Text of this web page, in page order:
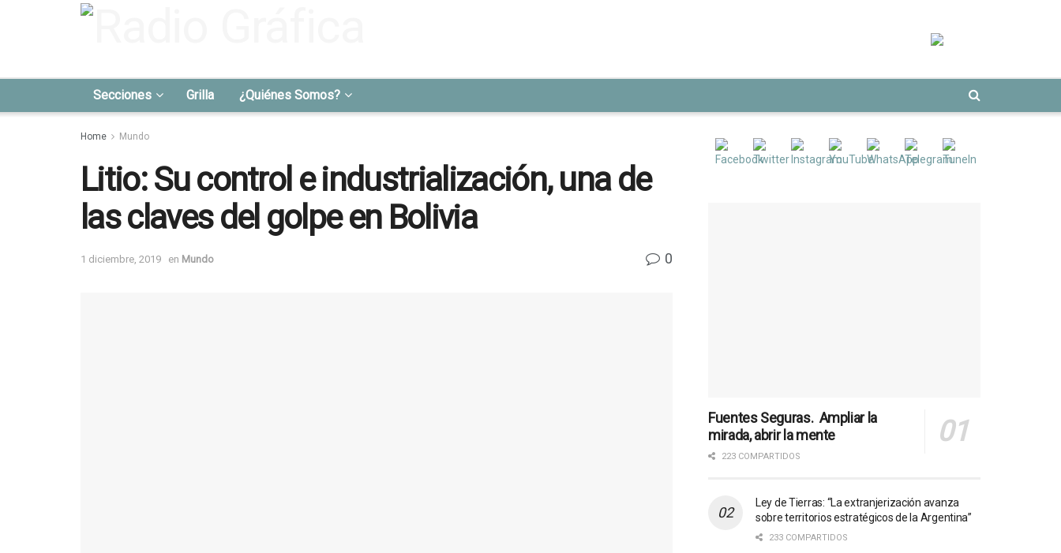
Secciones Grilla ¿Quiénes Somos?
Home Mundo
Litio: Su control e industrialización, una de
las claves del golpe en Bolivia
1 diciembre, 2019 en Mundo 0
Fuentes Seguras. Ampliar la
mirada, abrir la mente
223 COMPARTIDOS
Ley de Tierras: “La extranjerización avanza
sobre territorios estratégicos de la Argentina”
233 COMPARTIDOS